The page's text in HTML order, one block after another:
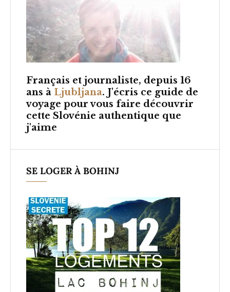
Français et journaliste, depuis 16
ans à Ljubljana. J'écris ce guide de
voyage pour vous faire découvrir
cette Slovénie authentique que
j'aime
SE LOGER À BOHINJ